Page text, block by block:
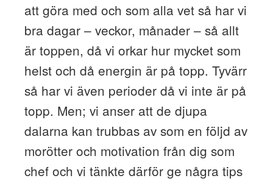
att göra med och som alla vet så har vi
bra dagar – veckor, månader – så allt
är toppen, då vi orkar hur mycket som
helst och då energin är på topp. Tyvärr
så har vi även perioder då vi inte är på
topp. Men; vi anser att de djupa
dalarna kan trubbas av som en följd av
morötter och motivation från dig som
chef och vi tänkte därför ge några tips